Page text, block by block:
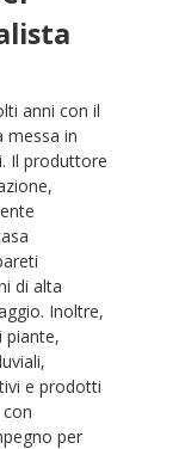
anni con il
messa in
Il produttore
di alta
Inoltre,
piante,
e prodotti
per